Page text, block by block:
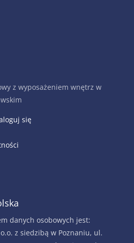
z wyposażeniem wnętrz w
się
danych osobowych jest:
z siedzibą w Poznaniu, ul.